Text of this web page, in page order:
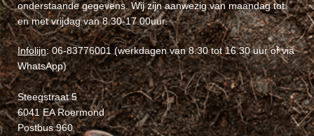
onderstaande gegevens. Wij zijn aanwezig van maandag tot
en met vrijdag van 8.30-17.00uur.
Infolijn: 06-83776001 (werkdagen van 8.30 tot 16.30 uur of via
WhatsApp)
Steegstraat 5
6041 EA Roermond
Postbus 960